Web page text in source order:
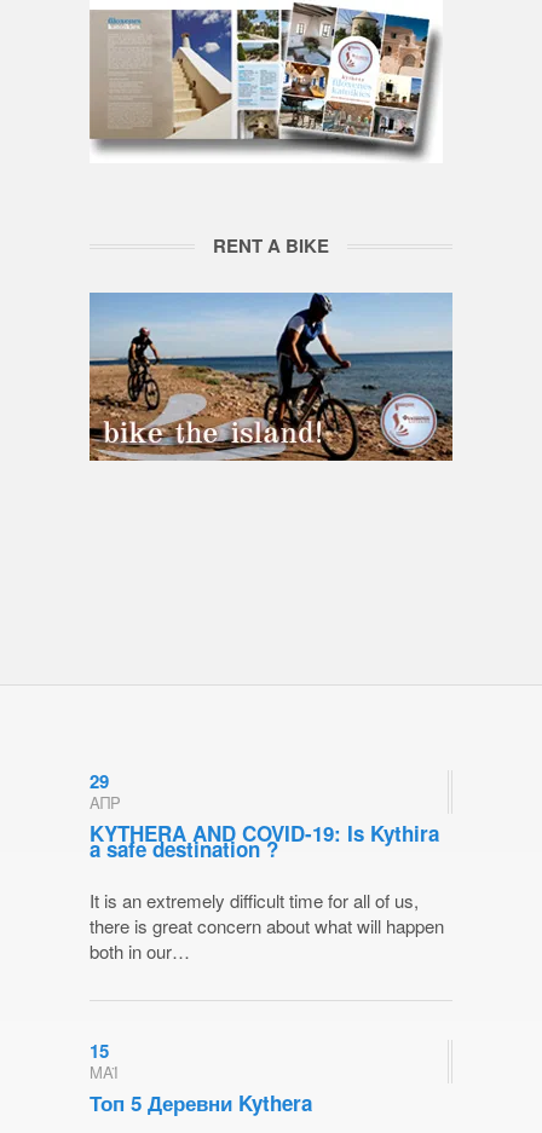
RENT A BIKE
29
ΑΠΡ
KYTHERA AND COVID-19: Is Kythira
a safe destination ?
It is an extremely difficult time for all of us,
there is great concern about what will happen
both in our…
15
ΜΑΪ
Топ 5 Деревни Kythera